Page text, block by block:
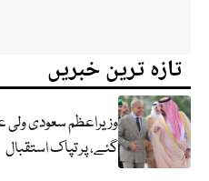
تازہ ترین خبریں
وزیراعظم سعودی
گئے، پر تپاک استقبال